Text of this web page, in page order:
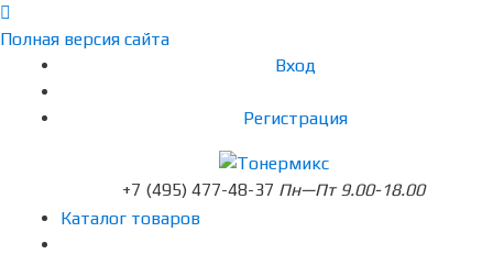
Полная версия сайта
Вход
Регистрация
+7 (495) 477-48-37 Пн—Пт 9.00-18.00
Каталог товаров